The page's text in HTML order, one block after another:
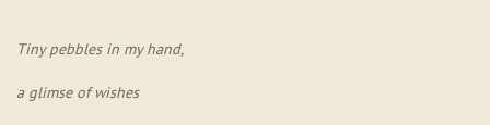
Tiny pebbles in my hand,
a glimse of wishes